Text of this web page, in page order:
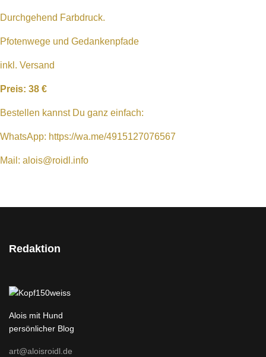
Durchgehend Farbdruck.
Pfotenwege und Gedankenpfade
inkl. Versand
Preis: 38 €
Bestellen kannst Du ganz einfach:
WhatsApp: https://wa.me/4915127076567
Mail: alois@roidl.info
Redaktion
Alois mit Hund
persönlicher Blog
art@aloisroidl.de